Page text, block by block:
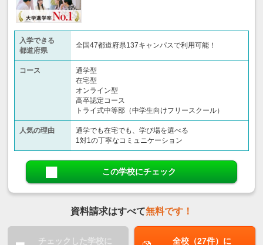
入学できる
都道府県
全国47都道府県137キャンパスで利用可能！
コース
通学型
在宅型
オンライン型
高卒認定コース
トライ式中等部（中学生向けフリースクール）​
人気の理由
通学でも在宅でも、学び場を選べる
1対1の丁寧なコミュニケーション
この学校にチェック
資料請求はすべて無料です！
チェックした学校に 全校（27件）に